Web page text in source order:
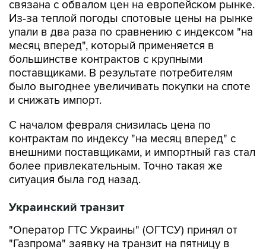
связана с обвалом цен на европейском рынке.
Из-за теплой погоды спотовые цены на рынке
упали в два раза по сравнению с индексом "на
месяц вперед", который применяется в
большинстве контрактов с крупными
поставщиками. В результате потребителям
было выгоднее увеличивать покупки на споте
и снижать импорт.
С началом февраля снизилась цена по
контрактам по индексу "на месяц вперед" с
внешними поставщиками, и импортный газ стал
более привлекательным. Точно такая же
ситуация была год назад.
Украинский транзит
"Оператор ГТС Украины" (ОГТСУ) принял от
"Газпрома" заявку на транзит на пятницу в